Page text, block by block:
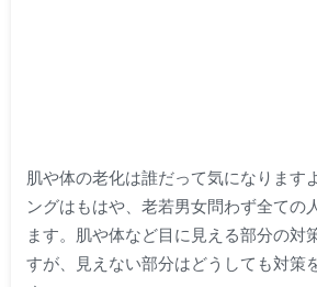
肌や体の老化は誰だって気になります
ングはもはや、老若男女問わず全ての
ます。肌や体など目に見える部分の対
すが、見えない部分はどうしても対策